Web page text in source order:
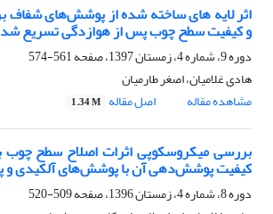
اثر لایه های ساخته شده از پوشش‌های شفاف
و کیفیت سطح چوب پس از هوازدگی تسریع
دوره 9، شماره 4، زمستان 1397، صفحه
561-574
هادی غلامیان، اصغر طارمیان
مشاهده مقاله
اصل مقاله 1.34 M
بررسی میکروسکوپی اثرات اصلاح سطح چوب
کیفیت پوشش‌دهی آن با پوشش‌های آلکیدی و
دوره 8، شماره 4، زمستان 1396، صفحه
509-520